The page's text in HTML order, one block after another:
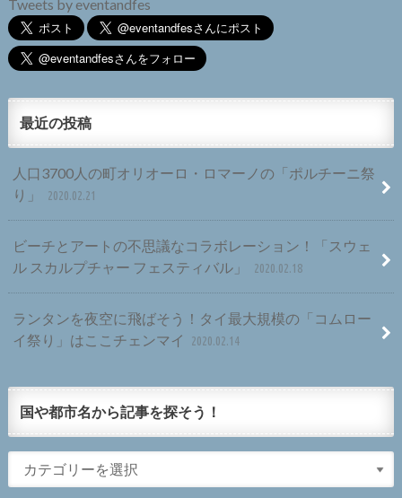
Tweets by eventandfes
最近の投稿
人口3700人の町オリオーロ・ロマーノの「ポルチーニ祭
り」
2020.02.21
ビーチとアートの不思議なコラボレーション！「スウェ
ル スカルプチャー フェスティバル」
2020.02.18
ランタンを夜空に飛ばそう！タイ最大規模の「コムロー
イ祭り」はここチェンマイ
2020.02.14
国や都市名から記事を探そう！